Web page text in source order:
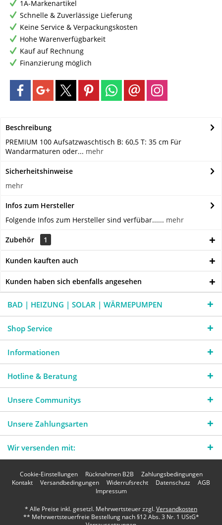
1A-Markenartikel
Schnelle & Zuverlässige Lieferung
Keine Service & Verpackungskosten
Hohe Warenverfügbarkeit
Kauf auf Rechnung
Finanzierung möglich
Beschreibung
PREMIUM 100 Aufsatzwaschtisch B: 60,5 T: 35 cm Für
Wandarmaturen oder... mehr
Sicherheitshinweise
mehr
Infos zum Hersteller
Folgende Infos zum Hersteller sind verfübar...... mehr
Zubehör 1
Kunden kauften auch
Kunden haben sich ebenfalls angesehen
BAD | HEIZUNG | SOLAR | WÄRMEPUMPEN
Shop Service
Informationen
Hotline & Beratung
Unsere Communitys
Unsere Zahlungsarten
Wir versenden mit:
Cookie-Einstellungen Rücknahmen B2B
Zahlungsbedingungen
Kontakt
Versandbedingungen Widerrufsrecht Datenschutz
AGB
Impressum
* Alle Preise inkl. gesetzl. Mehrwertsteuer zzgl.Versandkosten
** Mehrwertsteuerfreie Bestellung nach §12 Abs. 3 Nr. 1 UStG*